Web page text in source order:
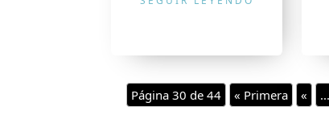
Página 30 de 44 « Primera « ...